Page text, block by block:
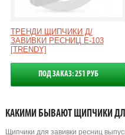
ТРЕНДИ ЩИПЧИКИ Д/
ЗАВИВКИ РЕСНИЦ Е-103
[TRENDY]
ПОД ЗАКАЗ: 251 РУБ
КАКИМИ БЫВАЮТ ЩИПЧИКИ
Щипчики для завивки ресниц